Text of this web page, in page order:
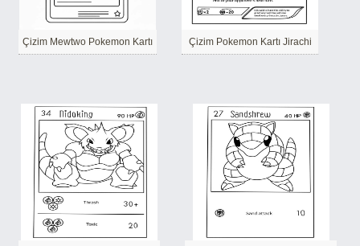
Çizim Mewtwo Pokemon Kartı Çizim Pokemon Kartı Jirachi